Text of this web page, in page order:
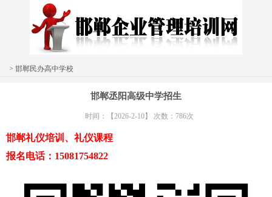
> 邯郸民办高中学校
邯郸丞阳高级中学招生
时间：【2026-2-10】 次数：786次
邯郸礼仪培训、礼仪课程
报名电话：15081754822